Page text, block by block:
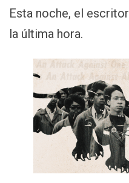
Esta noche, el escritor
la última hora.